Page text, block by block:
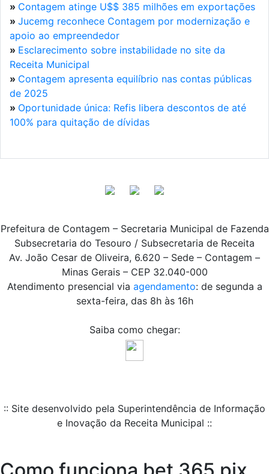
» Contagem atinge U$$ 385 milhões em exportações
» Jucemg reconhece Contagem por modernização e
apoio ao empreendedor
» Esclarecimento sobre instabilidade no site da
Receita Municipal
» Contagem apresenta equilíbrio nas contas públicas
de 2025
» Oportunidade única: Refis libera descontos de até
100% para quitação de dívidas
Prefeitura de Contagem – Secretaria Municipal de Fazenda
Subsecretaria do Tesouro / Subsecretaria de Receita
Av. João Cesar de Oliveira, 6.620 – Sede – Contagem –
Minas Gerais – CEP 32.040-000
Atendimento presencial via agendamento: de segunda a
sexta-feira, das 8h às 16h
Saiba como chegar:
:: Site desenvolvido pela Superintendência de Informação
e Inovação da Receita Municipal ::